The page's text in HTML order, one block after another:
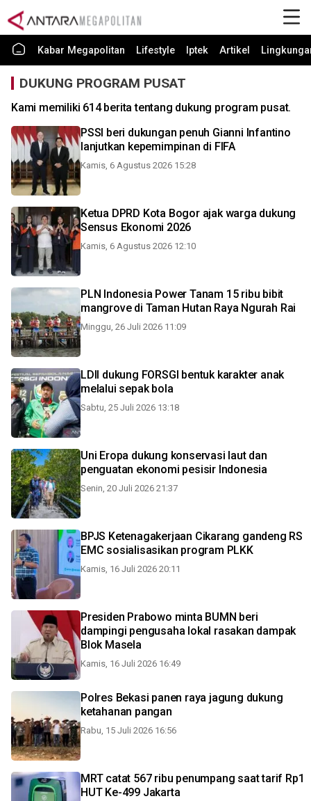
Kabar Megapolitan Lifestyle Iptek Artikel
DUKUNG PROGRAM PUSAT
Kami memiliki 614 berita tentang dukung program pusat.
PSSI beri dukungan penuh Gianni Infantino
lanjutkan kepemimpinan di FIFA
Kamis, 6 Agustus 2026 15:28
Ketua DPRD Kota Bogor ajak warga dukung
Sensus Ekonomi 2026
Kamis, 6 Agustus 2026 12:10
PLN Indonesia Power Tanam 15 ribu bibit
mangrove di Taman Hutan Raya Ngurah Rai
Minggu, 26 Juli 2026 11:09
LDII dukung FORSGI bentuk karakter anak
melalui sepak bola
Sabtu, 25 Juli 2026 13:18
Uni Eropa dukung konservasi laut dan
penguatan ekonomi pesisir Indonesia
Senin, 20 Juli 2026 21:37
BPJS Ketenagakerjaan Cikarang gandeng RS
EMC sosialisasikan program PLKK
Kamis, 16 Juli 2026 20:11
Presiden Prabowo minta BUMN beri
dampingi pengusaha lokal rasakan dampak
Blok Masela
Kamis, 16 Juli 2026 16:49
Polres Bekasi panen raya jagung dukung
ketahanan pangan
Rabu, 15 Juli 2026 16:56
MRT catat 567 ribu penumpang saat tarif Rp1
HUT Ke-499 Jakarta